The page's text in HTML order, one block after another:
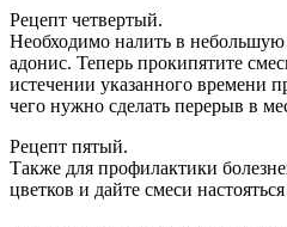
Рецепт четвертый.
Необходимо налить в
адонис. Теперь прокипятите
истечении указанного времени
чего нужно сделать перерыв в
Рецепт пятый.
Также для профилактики
цветков и дайте смеси